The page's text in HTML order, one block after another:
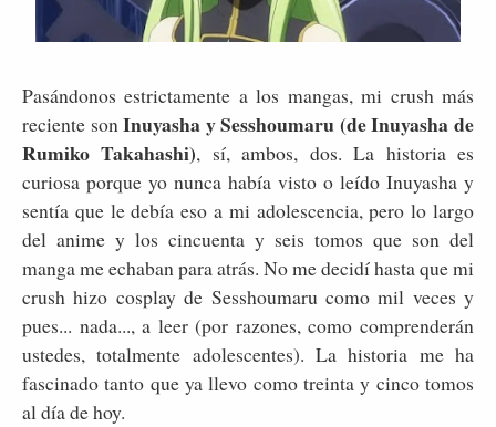
Pasándonos estrictamente a los mangas, mi crush más
reciente sonInuyasha y Sesshoumaru (de Inuyasha de
Rumiko Takahashi), sí, ambos, dos. La historia es
curiosa porque yo nunca había visto o leído Inuyasha y
sentía que le debía eso a mi adolescencia, pero lo largo
del anime y los cincuenta y seis tomos que son del
manga me echaban para atrás. No me decidí hasta que mi
crush hizo cosplay de Sesshoumaru como mil veces y
pues... nada..., a leer (por razones, como comprenderán
ustedes, totalmente adolescentes). La historia me ha
fascinado tanto que ya llevo como treinta y cinco tomos
al día de hoy.